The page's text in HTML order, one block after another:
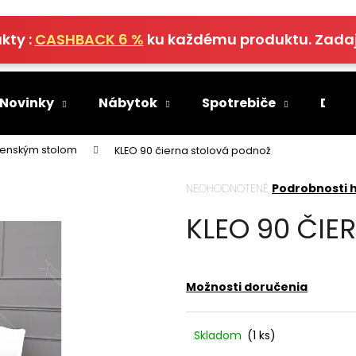
: CASHBACK 6 % ku každému produktu.
Nábytok Spotrebiče
stolom KLEO 90 čierna stolová podnož
Priemerné
produktu
je
hviezdičiek.
NEOHODNOTENÉ Podrobnosti
KLEO 90
Možnosti doručenia
Skladom (1 ks)
HĽADAŤ
Odporúčame